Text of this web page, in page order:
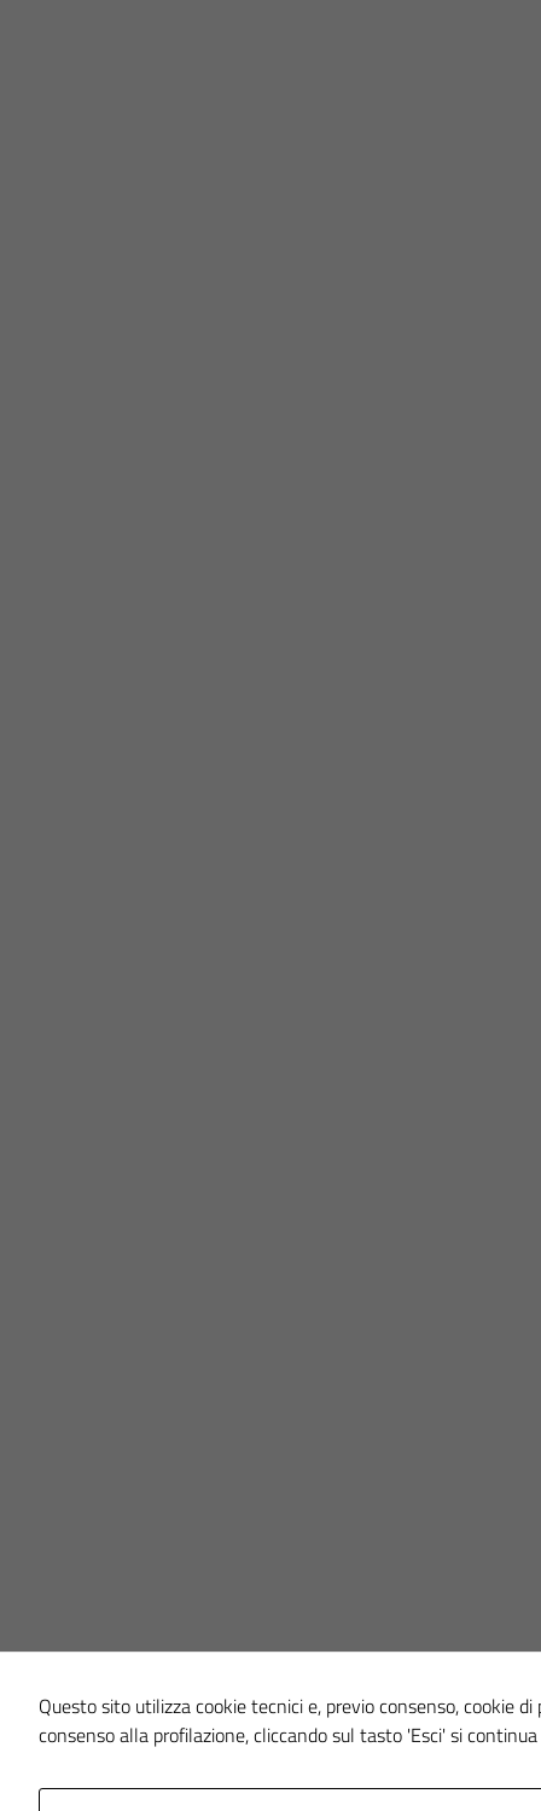
Questo sito utilizza cookie tecnici e, previo consenso, cookie
consenso alla profilazione, cliccando sul tasto 'Esci' si